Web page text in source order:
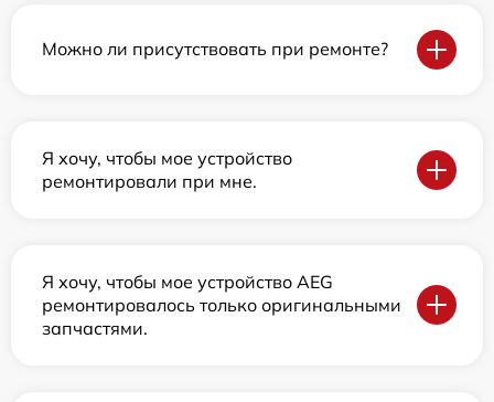
Можно ли присутствовать при ремонте?
Я хочу, чтобы мое устройство
ремонтировали при мне.
Я хочу, чтобы мое устройство AEG
ремонтировалось только оригинальными
запчастями.